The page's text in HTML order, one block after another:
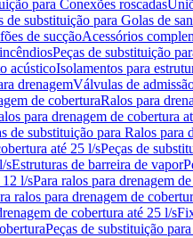
para Conexões roscadas
de substituição para Golas de
de sucçãoAcessórios
Peças de substituição
acústicoIsolamentos para
drenagemVálvulas de
de coberturaRalos para
para drenagem de cobertura
de substituição para Ralos para
até 25 l/sPeças de
sEstruturas de barreira de vapor
12 l/sPara ralos para drenagem
ralos para drenagem de
de cobertura até 25 l/s
Peças de substituição